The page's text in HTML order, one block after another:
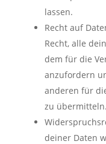
lassen.
Recht auf
Recht, alle
dem für die
anzufordern
anderen für
zu übermitteln.
deiner Daten